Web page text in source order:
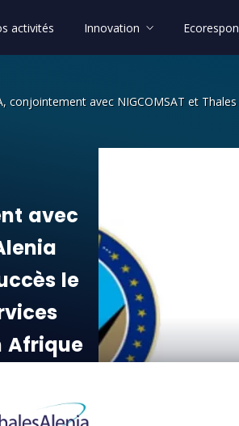
activités Innovation
conjointement avec NIGCOMSAT et
avec NIGCOMSAT
avec
le
Afrique